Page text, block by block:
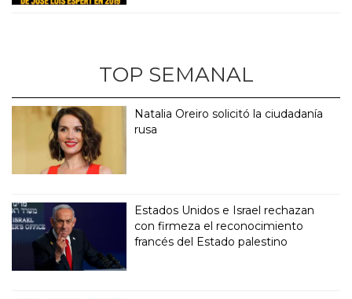
TOP SEMANAL
Natalia Oreiro solicitó la ciudadanía
rusa
Estados Unidos e Israel rechazan
con firmeza el reconocimiento
francés del Estado palestino